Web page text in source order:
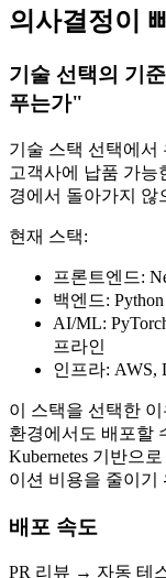
의사결정이
기술 선택의 기
푸는가"
기술 스택 선택에서
고객사에 납품 가능
경에서 돌아가지 않
현재 스택:
프론트엔드:
백엔드:
AI/ML:
프라인
인프라: AWS,
이 스택을 선택한
환경에서도 배포할
Kubernetes 기반으
이션 비용을 줄이기
배포 속도
PR 리뷰 → 자동 테